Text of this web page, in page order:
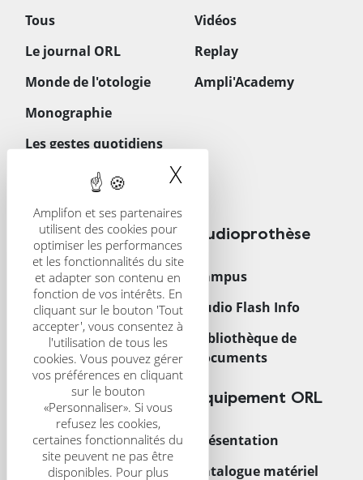
Amplifon et ses partenaires
utilisent des cookies pour
optimiser les performances
et les fonctionnalités du site
et adapter son contenu en
fonction de vos intérêts. En
cliquant sur le bouton 'Tout
accepter', vous consentez à
l'utilisation de tous les
cookies. Vous pouvez gérer
vos préférences en cliquant
sur le bouton
«Personnaliser». Si vous
refusez les cookies,
certaines fonctionnalités du
site peuvent ne pas être
disponibles. Pour plus
X
Tous
Le journal ORL
Monde de l'otologie
Monographie
Les gestes quotidiens
Téléchargements
Vidéos
Replay
Ampli'Academy
CRS
Présentation
CRS Scientific Journal
Congrès
Audioprothèse
Campus
Audio Flash Info
Bibliothèque de
documents
Trouver un centre
Acouphènes
Enfant
Équipement ORL
Présentation
Catalogue matériel